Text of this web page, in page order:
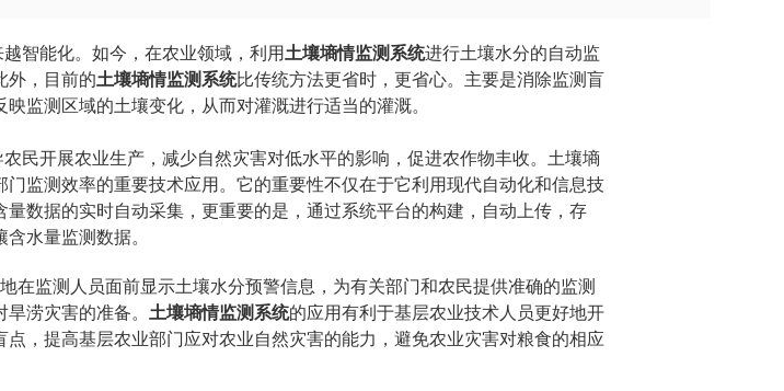
智能化。如今，在农业领域，利用 土壤墒情监测系统进行土壤水分的自动监
外，目前的土壤墒情监测系统比传统方法更省时，更省心。主要是消除监测盲
监测区域的土壤变化，从而对灌溉进行适当的灌溉。
民开展农业生产，减少自然灾害对低水平的影响，促进农作物丰收。土壤墒
门监测效率的重要技术应用。它的重要性不仅在于它利用现代自动化和信息技
量数据的实时自动采集，更重要的是，通过系统平台的构建，自动上传，存
水量监测数据。
在监测人员面前显示土壤水分预警信息，为有关部门和农民提供准确的监测
涝灾害的准备。 土壤墒情监测系统的应用有利于基层农业技术人员更好地开
点，提高基层农业部门应对农业自然灾害的能力，避免农业灾害对粮食的相应